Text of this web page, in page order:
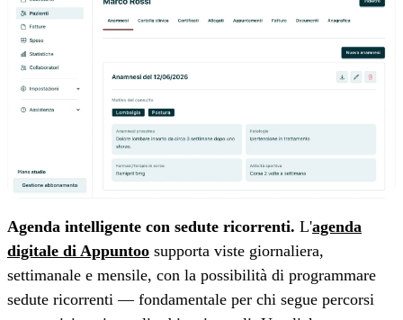
Agenda intelligente con sedute ricorrenti. L'agenda
digitale di Appuntoo supporta viste giornaliera,
settimanale e mensile, con la possibilità di programmare
sedute ricorrenti — fondamentale per chi segue percorsi